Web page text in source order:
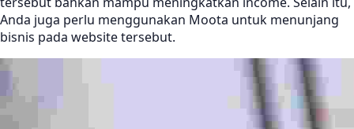
Anda juga perlu menggunakan Moota untuk menunjang
bisnis pada website tersebut.